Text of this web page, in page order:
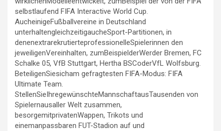
selbstlaufend FIFA Interactive World Cup.
AucheinigeFußballvereine in Deutschland
unterhaltengleichzeitigaucheSport-Partitionen, in
denenextrarekrutierteprofessionelleSpielerinnen den
jeweiligenVereinhalten, zumBeispielderWerder Bremen, FC
Schalke 05, VfB Stuttgart, Hertha BSCoderVfL Wolfsburg.
BeteiligenSiesicham gefragtesten FIFA-Modus: FIFA
Ultimate Team.
StellenSieIhregewünschteMannschaftausTausenden von
Spielernausaller Welt zusammen,
besorgemitprivatenWappen, Trikots und
einemanpassbaren FUT-Stadion auf und